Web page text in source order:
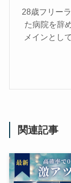
28歳フリー
た病院を辞
メインとし
関連記事